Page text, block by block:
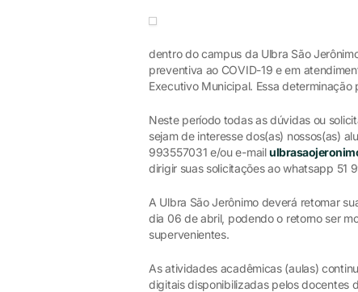
dentro do campus da Ulbra São
preventiva ao COVID-19 e em
Executivo Municipal. Essa
Neste período todas as dúvidas ou
sejam de interesse dos(as) nossos(as)
993557031 e/ou e-mail
dirigir suas solicitações ao whatsapp 51
A Ulbra São Jerônimo deverá retomar
dia 06 de abril, podendo o retorno ser
supervenientes.
As atividades acadêmicas (aulas)
digitais disponibilizadas pelos docentes